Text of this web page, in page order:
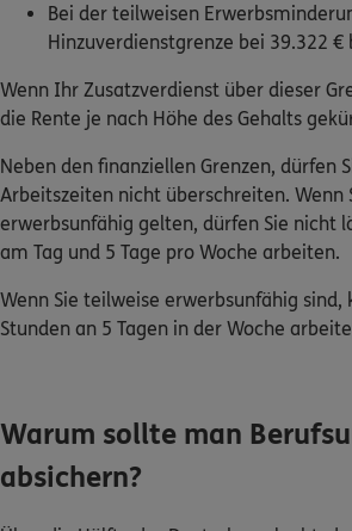
Bei der teilweisen
Hinzuverdienstgrenze bei 39.322
Wenn Ihr Zusatzverdienst über dieser
die Rente je nach Höhe des Gehalts
Neben den finanziellen Grenzen, dürfen
Arbeitszeiten nicht überschreiten. Wenn
erwerbsunfähig gelten, dürfen Sie nicht
am Tag und 5 Tage pro Woche arbeiten.
Wenn Sie teilweise erwerbsunfähig sind,
Stunden an 5 Tagen in der Woche
Warum sollte man
absichern?